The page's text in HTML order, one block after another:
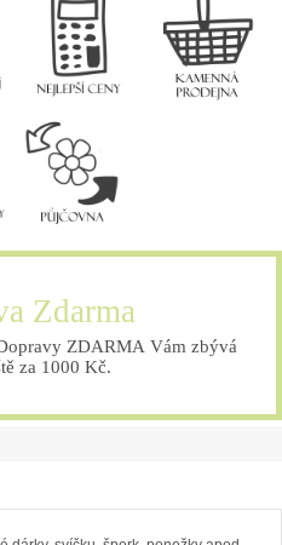
Zdarma
ZDARMA Vám zbývá
za 1000 Kč.